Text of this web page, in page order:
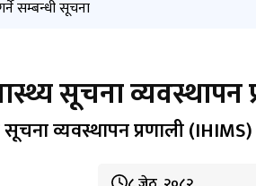
उपकरण व्यवस्थापन निर्देशिका, २०८२
सम्बन्धी सूचना
लागि निवेदन दर्ता गर्ने सम्बन्धी अत्यन्त जरुरी
Report 2081/82
of Electronic Bid for the Procurement of
सूचना व्यवस्थापन
व्यवस्थापन प्रणाली (IHIMS)